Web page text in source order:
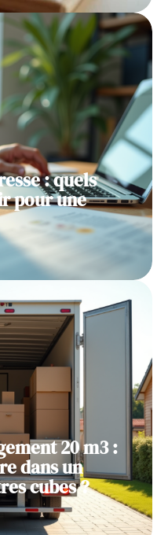
: quels
pour une
20 m3 :
dans un
cubes ?